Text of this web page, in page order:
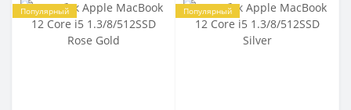
Популярный Популярный